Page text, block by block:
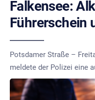
Falkensee:
Führerschein
Potsdamer Straße –
meldete der Polizei eine